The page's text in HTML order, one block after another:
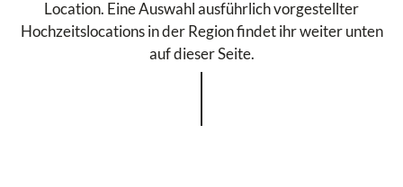
Location. Eine Auswahl ausführlich vorgestellter
Hochzeitslocations in der Region findet ihr weiter unten
auf dieser Seite.